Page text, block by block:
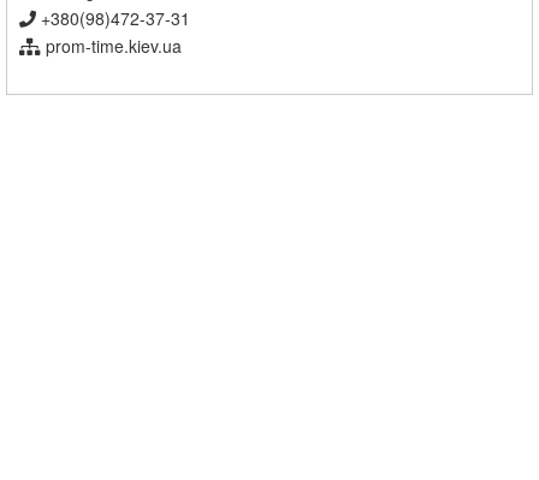
+380(98)472-37-31
prom-time.kiev.ua